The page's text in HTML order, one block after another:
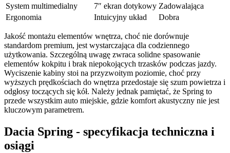
System multimedialny
7″ ekran dotykowy Zadowalająca
Ergonomia
Intuicyjny układ Dobra
Jakość montażu elementów wnętrza, choć nie dorównuje
standardom premium, jest wystarczająca dla codziennego
użytkowania. Szczególną uwagę zwraca solidne spasowanie
elementów kokpitu i brak niepokojących trzasków podczas jazdy.
Wyciszenie kabiny stoi na przyzwoitym poziomie, choć przy
wyższych prędkościach do wnętrza przedostaje się szum powietrza i
odgłosy toczących się kół. Należy jednak pamiętać, że Spring to
przede wszystkim auto miejskie, gdzie komfort akustyczny nie jest
kluczowym parametrem.
Dacia Spring - specyfikacja techniczna i
osiągi